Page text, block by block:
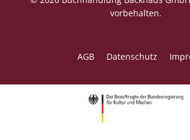
vorbehalten.
AGB Datenschutz